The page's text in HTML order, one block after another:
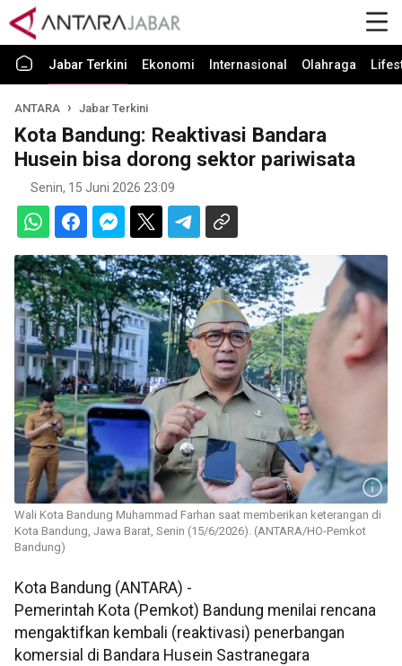
Jabar Terkini Ekonomi Internasional Olahraga
ANTARA Jabar Terkini
Kota Bandung: Reaktivasi Bandara
Husein bisa dorong sektor pariwisata
Senin, 15 Juni 2026 23:09
Wali Kota Bandung Muhammad Farhan saat memberikan keterangan di
Kota Bandung, Jawa Barat, Senin (15/6/2026). (ANTARA/HO-Pemkot
Bandung)
Kota Bandung (ANTARA) -
Pemerintah Kota (Pemkot) Bandung menilai rencana
mengaktifkan kembali (reaktivasi) penerbangan
komersial di Bandara Husein Sastranegara